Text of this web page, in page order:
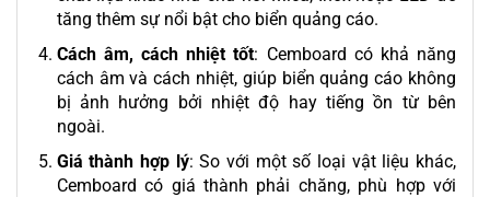
tăng thêm sự nổi bật cho biển quảng cáo.
Cách âm, cách nhiệt tốt: Cemboard có khả năng
cách âm và cách nhiệt, giúp biển quảng cáo không
bị ảnh hưởng bởi nhiệt độ hay tiếng ồn từ bên
ngoài.
Giá thành hợp lý: So với một số loại vật liệu khác,
Cemboard có giá thành phải chăng, phù hợp với